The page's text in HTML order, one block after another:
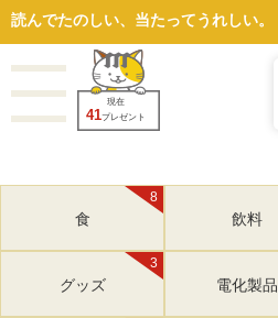
読んでたのしい、当たってうれしい。
現在
41プレゼント
8
食 飲料
3
グッズ 電化製品